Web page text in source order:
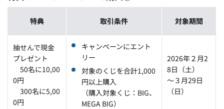
特典 取引条件 対象期間
抽せんで現金
プレゼント
50名に10,00
0円
300名に5,00
0円
キャンペーンにエント
リー
対象のくじを合計1,000
円以上購入
（購入対象くじ：BIG、
MEGA BIG）
2026年２月2
8日（土）
～３月29日
（日）